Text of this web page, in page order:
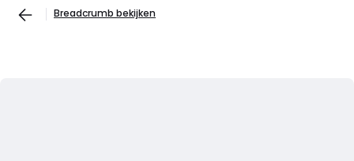
Breadcrumb bekijken